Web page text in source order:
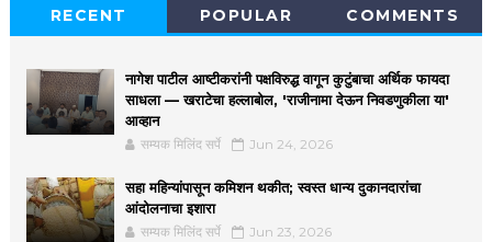
RECENT POPULAR COMMENTS
नागेश पाटील आष्टीकरांनी पक्षविरुद्ध वागून कुटुंबाचा अर्थिक फायदा
साधला — खराटेचा हल्लाबोल, 'राजीनामा देऊन निवडणुकीला या'
आव्हान
सम्यक मिलिंद सर्पे Jun 24, 2026
सहा महिन्यांपासून कमिशन थकीत; स्वस्त धान्य दुकानदारांचा
आंदोलनाचा इशारा
सम्यक मिलिंद सर्पे Jun 23, 2026